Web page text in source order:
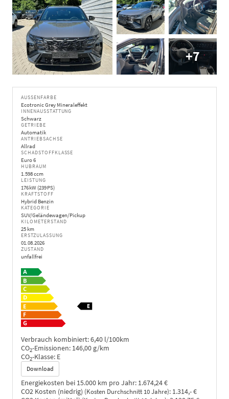
+7
AUSSENFARBE
Ecotronic Grey Mineraleffekt
INNENAUSSTATTUNG
Schwarz
GETRIEBE
Automatik
ANTRIEBSACHSE
Allrad
SCHADSTOFFKLASSE
Euro 6
HUBRAUM
1.598 ccm
LEISTUNG
176 kW (239 PS)
KRAFTSTOFF
Hybrid Benzin
KATEGORIE
SUV/Geländewagen/Pickup
KILOMETERSTAND
25 km
ERSTZULASSUNG
01.08.2026
ZUSTAND
unfallfrei
Verbrauch kombiniert:6,40 l/100km
CO2-Emissionen: 146,00 g/km
CO2-Klasse: E
Download
Energiekosten bei 15.000 km pro Jahr: 1.674,24 €
CO2 Kosten (niedrig) (Kosten Durchschnitt 10 Jahre): 1.314,- €